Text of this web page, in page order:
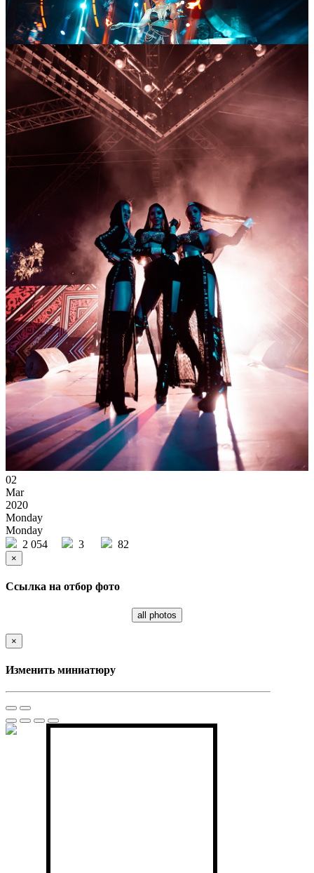
05
Mar
Thursday
Thursday
1 491
Ссылка на отбор фото
02
Mar
2020
Monday
Monday
2 054
3 82
×
Ссылка на отбор фото
all photos
×
Изменить миниатюру